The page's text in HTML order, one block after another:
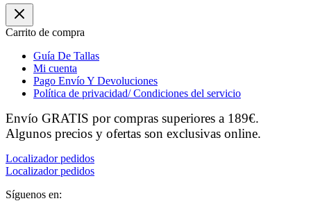
Carrito de compra
Guía De Tallas
Mi cuenta
Pago Envío Y Devoluciones
Política de privacidad/ Condiciones del servicio
Envío GRATIS por compras superiores a 189€.
Algunos precios y ofertas son exclusivas online.
Localizador pedidos
Localizador pedidos
Síguenos en: